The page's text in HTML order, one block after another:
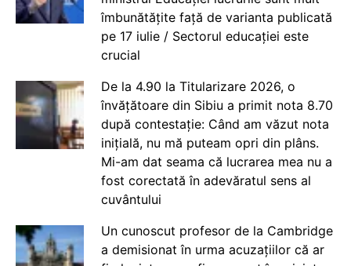
îmbunătățite față de varianta publicată
pe 17 iulie / Sectorul educației este
crucial
De la 4.90 la Titularizare 2026, o
învățătoare din Sibiu a primit nota 8.70
după contestație: Când am văzut nota
inițială, nu mă puteam opri din plâns.
Mi-am dat seama că lucrarea mea nu a
fost corectată în adevăratul sens al
cuvântului
Un cunoscut profesor de la Cambridge
a demisionat în urma acuzațiilor că ar